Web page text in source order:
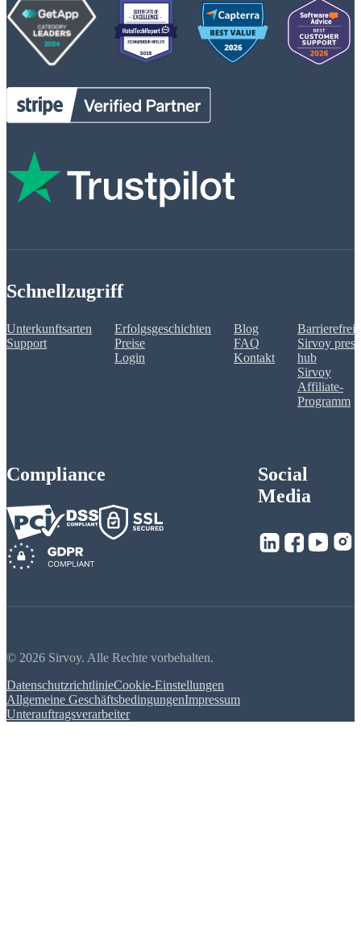
Schnellzugriff
Unterkunftsarten
Support
Erfolgsgeschichten
Preise
Login
Blog
FAQ
Kontakt
Sirvoy press
hub
Sirvoy
Affiliate-
Programm
Compliance
Social
Media
© 2026 Sirvoy. Alle Rechte vorbehalten.
DatenschutzrichtlinieCookie-Einstellungen
Allgemeine GeschäftsbedingungenImpressum
Unterauftragsverarbeiter